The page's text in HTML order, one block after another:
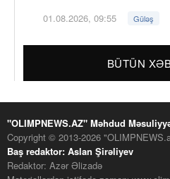
01.08.2026, 09:55 Güləş
BÜTÜN
"OLIMPNEWS.AZ" Məhdud
Copyright © 2013-2026
Baş redaktor: Aslan Şirəliyev
Redaktor: Azər Əlizadə